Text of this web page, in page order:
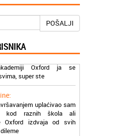
POŠALJI
sve zaposlene u
u Nišu jer su stvarno
znanje na odličan
super ste
uplaćivao sam
kod raznih škola ali
Oxford izdvaja od svih